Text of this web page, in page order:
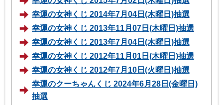
幸運の女神くじ 2014年7月04日(木曜日)抽選
幸運の女神くじ 2013年11月07日(木曜日)抽選
幸運の女神くじ 2013年7月04日(木曜日)抽選
幸運の女神くじ 2012年11月01日(木曜日)抽選
幸運の女神くじ 2012年7月10日(火曜日)抽選
幸運のクーちゃんくじ 2024年6月28日(金曜日)
抽選